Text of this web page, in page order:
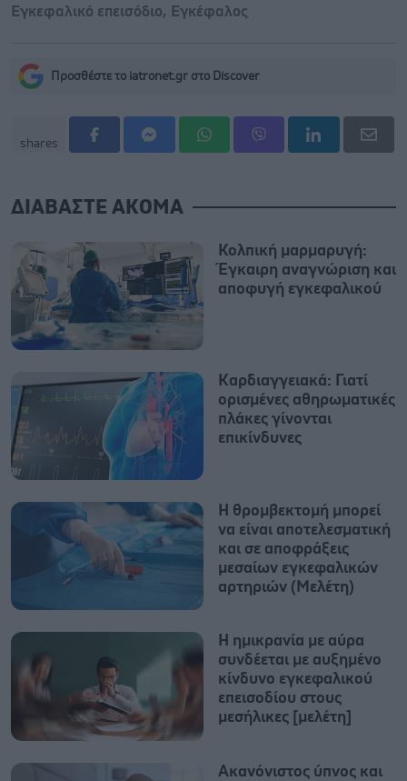
Εγκεφαλικό επεισόδιο, Εγκέφαλος
Προσθέστε το iatronet.gr στο Discover
shares
ΔΙΑΒΑΣΤΕ ΑΚΟΜΑ
Κολπική μαρμαρυγή:
Έγκαιρη αναγνώριση και
αποφυγή εγκεφαλικού
Καρδιαγγειακά: Γιατί
ορισμένες αθηρωματικές
πλάκες γίνονται
επικίνδυνες
Η θρομβεκτομή μπορεί
να είναι αποτελεσματική
και σε αποφράξεις
μεσαίων εγκεφαλικών
αρτηριών (Μελέτη)
Η ημικρανία με αύρα
συνδέεται με αυξημένο
κίνδυνο εγκεφαλικού
επεισοδίου στους
μεσήλικες [μελέτη]
Ακανόνιστος ύπνος και